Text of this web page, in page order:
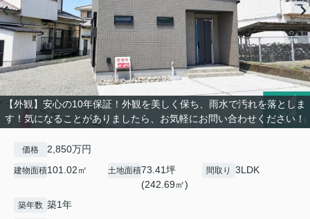
【外観】安心の10年保証！外観を美しく保ち、雨水で汚れを落としま
す！気になることがありましたら、お気軽にお問い合わせください！
価格 2,850万円
建物面積101.02㎡ 土地面積73.41坪
(242.69㎡)
間取り 3LDK
築年数 築1年